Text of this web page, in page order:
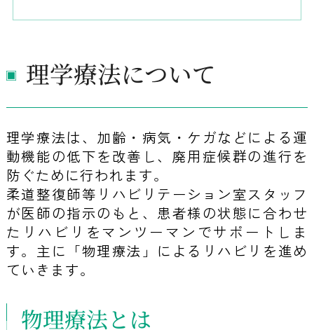
理学療法について
理学療法は、加齢・病気・ケガなどによる運
動機能の低下を改善し、廃用症候群の進行を
防ぐために行われます。
柔道整復師等リハビリテーション室スタッフ
が医師の指示のもと、患者様の状態に合わせ
たリハビリをマンツーマンでサポートしま
す。主に「物理療法」によるリハビリを進め
ていきます。
物理療法とは